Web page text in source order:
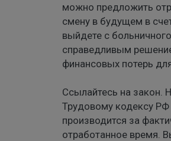
можно предложить
смену в будущем в
выйдете с
справедливым
финансовых потерь
Ссылайтесь на закон.
Трудовому кодексу РФ
производится за
отработанное время.